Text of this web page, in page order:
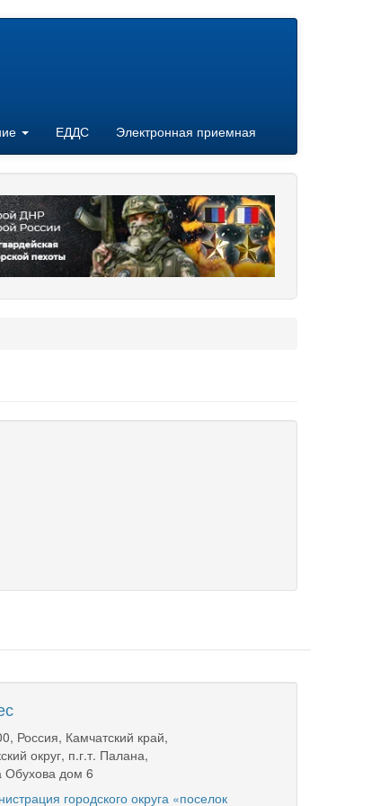
ЕДДС Электронная приемная
Россия, Камчатский край,
округ, п.г.т. Палана,
Обухова дом 6
городского округа «поселок